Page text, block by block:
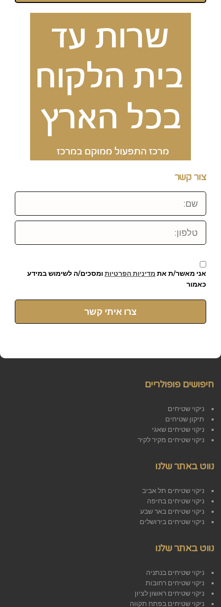
צור קשר
שם:
טלפון:
אני מאשר/ת את מדיניות הפרטיות ומסכים/ה לשימוש במידע
כאמור
צרו איתי קשר
חיפושים פופולריים
ניקוי שטיחים
תיקון שטיחים
ניקוי שטיחים שאגי
ניקוי שטיחים מקיר לקיר
נווט באתר שלנו
ניקוי שטיחים תל אביב
ניקוי שטיחים בחיפה
ניקוי שטיחים באר שבע
ניקוי שטיחים בירושלים
נווט באתר שלנו
ניקוי שטיחים בנתניה
ניקוי שטיחים רחובות
ניקוי שטיחים ראשון לציון
ניקוי שטיחים בפתח תקווה